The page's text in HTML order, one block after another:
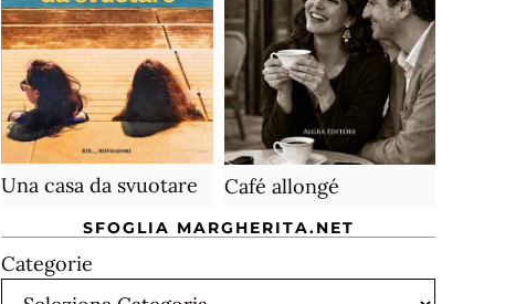
Una casa da svuotare Café allongé
SFOGLIA MARGHERITA.NET
Categorie